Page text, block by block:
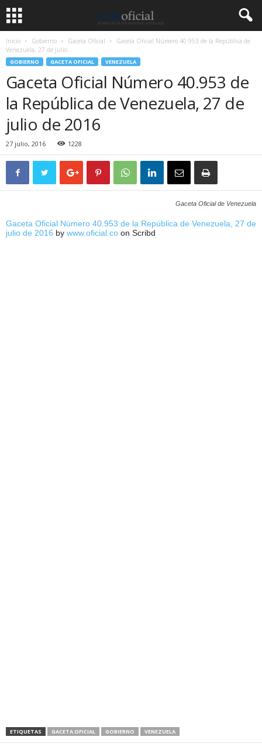
Inicio Gobierno Gaceta Oficial
Gaceta Oficial Número 40.953 de la República de
Venezuela, 27 de julio...
GOBIERNO GACETA OFICIAL VENEZUELA
Gaceta Oficial Número 40.953 de
la República de Venezuela, 27 de
julio de 2016
27 julio, 2016 1228
Gaceta Oficial de Venezuela
Gaceta Oficial Número 40.953 de la República de Venezuela, 27 de
julio de 2016 by www.oficial.co on Scribd
ETIQUETAS GACETA OFICIAL GOBIERNO VENEZUELA